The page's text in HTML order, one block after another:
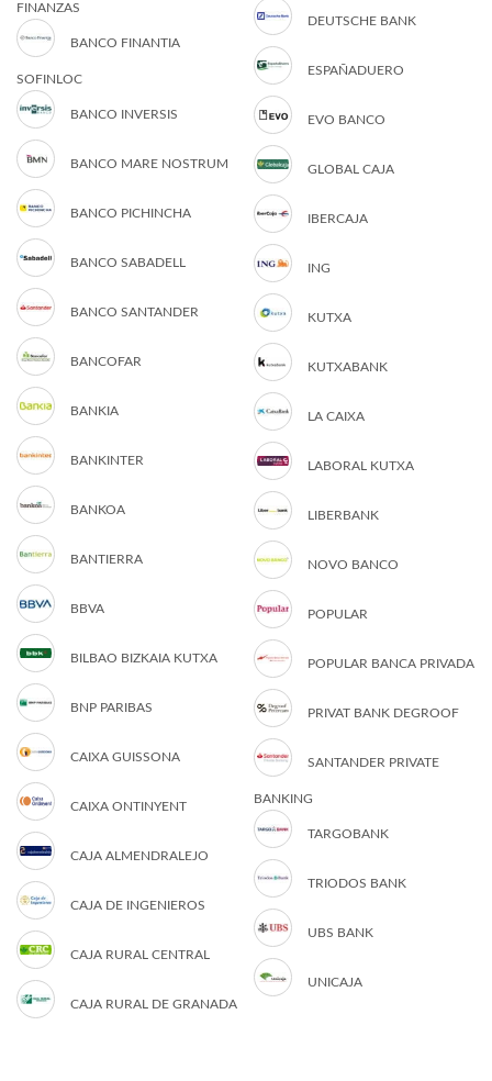
FINANZAS
BANCO FINANTIA
SOFINLOC
BANCO INVERSIS
BANCO MARE NOSTRUM
BANCO PICHINCHA
BANCO SABADELL
BANCO SANTANDER
BANCOFAR
BANKIA
BANKINTER
BANKOA
BANTIERRA
BBVA
BILBAO BIZKAIA KUTXA
BNP PARIBAS
CAIXA GUISSONA
CAIXA ONTINYENT
CAJA ALMENDRALEJO
CAJA DE INGENIEROS
CAJA RURAL CENTRAL
CAJA RURAL DE GRANADA
DEUTSCHE BANK
ESPAÑADUERO
EVO BANCO
GLOBAL CAJA
IBERCAJA
ING
KUTXA
KUTXABANK
LA CAIXA
LABORAL KUTXA
LIBERBANK
NOVO BANCO
POPULAR
POPULAR BANCA PRIVADA
PRIVAT BANK DEGROOF
SANTANDER PRIVATE
BANKING
TARGOBANK
TRIODOS BANK
UBS BANK
UNICAJA